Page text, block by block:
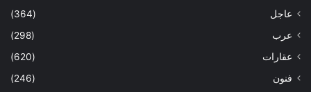
عاجل
(364)
عرب
(298)
عقارات
(620)
فنون
(246)